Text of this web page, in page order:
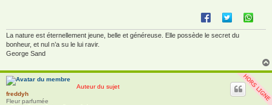
La nature est éternellement jeune, belle et généreuse. Elle possède le secret du
bonheur, et nul n’a su le lui ravir.
George Sand
Auteur du sujet
freddyh
Fleur parfumée